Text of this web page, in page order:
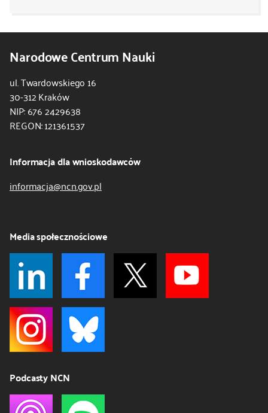
Narodowe Centrum Nauki
ul. Twardowskiego 16
30-312 Kraków
NIP: 676 2429638
REGON: 121361537
Informacja dla wnioskodawców
informacja@ncn.gov.pl
Media społecznościowe
Podcasty NCN